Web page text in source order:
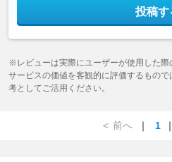
投稿す
※レビューは実際にユーザーが使用した際
サービスの価値を客観的に評価するもの
考としてご活用ください。
< 前へ ｜ 1 ｜